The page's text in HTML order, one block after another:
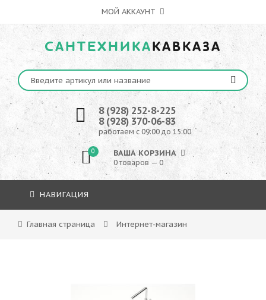
МОЙ АККАУНТ
САНТЕХНИКАКАВКАЗА
8 (928) 252-8-225
8 (928) 370-06-83
работаем с 09:00 до 15:00
0 ВАША КОРЗИНА
0 товаров — 0
НАВИГАЦИЯ
Главная страница Интернет-магазин